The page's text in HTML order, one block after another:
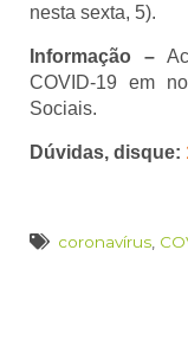
nesta sexta, 5).
Informação –
COVID-19 em
Sociais.
Dúvidas, disque:
coronavírus